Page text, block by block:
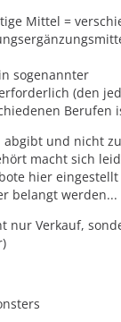
Mittel =
sogenannter
(den
Berufen
abgibt und nicht
macht sich
hier
belangt werden...
nur Verkauf,